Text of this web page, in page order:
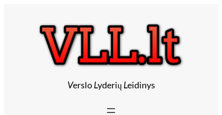
VersloLyderių Leidinys